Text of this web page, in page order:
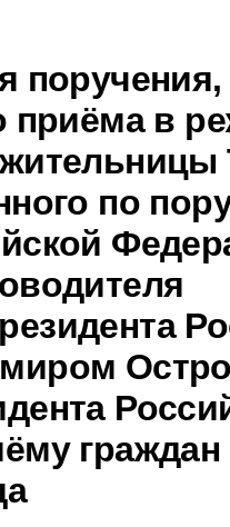
поручения,
приёма в
по